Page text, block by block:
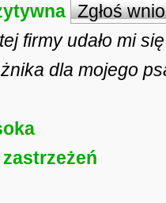
Zgłoś
firmy udało mi
dla mojego